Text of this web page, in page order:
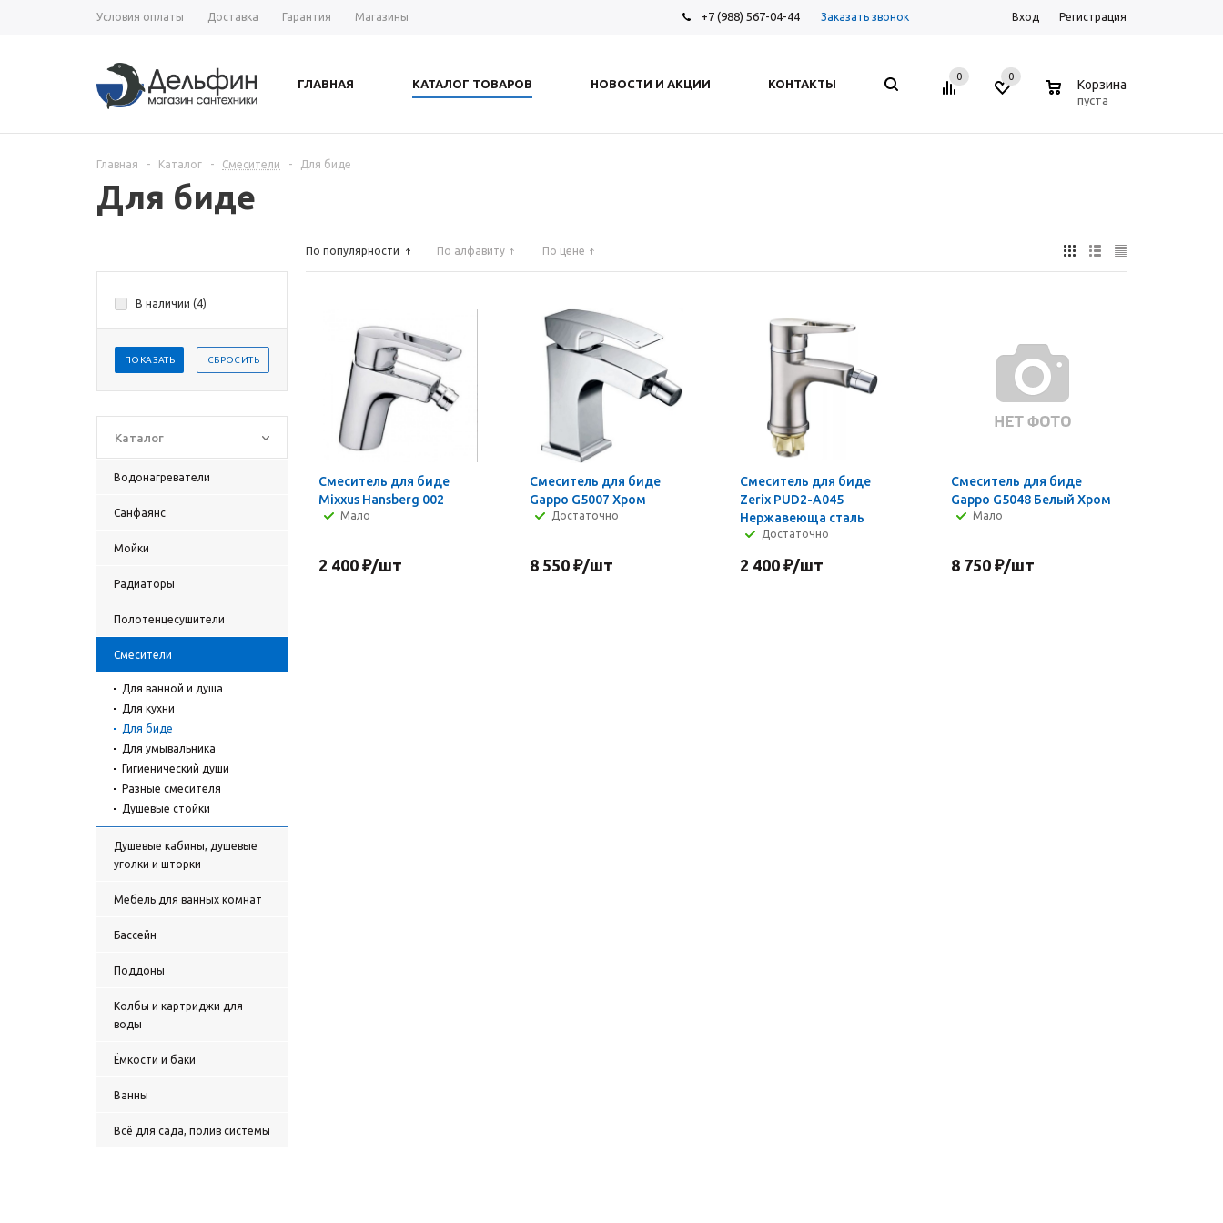
Условия оплаты Доставка Гарантия Магазины +7 (988) 567-04-44 Заказать звонок Вход Регистрация
ГЛАВНАЯ КАТАЛОГ ТОВАРОВ НОВОСТИ И АКЦИИ КОНТАКТЫ
0 0
Корзина
пуста
Главная - Каталог - Смесители - Для биде
Для биде
В наличии (4)
ПОКАЗАТЬ СБРОСИТЬ
Каталог
Водонагреватели
Санфаянс
Мойки
Радиаторы
Полотенцесушители
Смесители
Для ванной и душа
Для кухни
Для биде
Для умывальника
Гигиенический души
Разные смесителя
Душевые стойки
Душевые кабины, душевые
уголки и шторки
Мебель для ванных комнат
Бассейн
Поддоны
Колбы и картриджи для
воды
Ёмкости и баки
Ванны
Всё для сада, полив системы
По популярности По алфавиту По цене
Смеситель для биде
Mixxus Hansberg 002
Мало
2 400 ₽/шт
Смеситель для биде
Gappo G5007 Хром
Достаточно
8 550₽/шт
Смеситель для биде
Zerix PUD2-A045
Нержавеюща сталь
Достаточно
2 400 ₽/шт
Смеситель для биде
Gappo G5048 Белый Хром
Мало
8 750₽/шт